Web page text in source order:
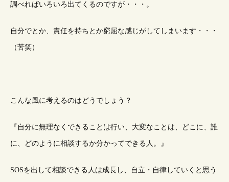
調べればいろいろ出てくるのですが・・・。
自分でとか、責任を持ちとか窮屈な感じがしてしまいます・・・
（苦笑）
こんな風に考えるのはどうでしょう？
『自分に無理なくできることは行い、大変なことは、どこに、誰
に、どのように相談するか分かってできる人。』
SOSを出して相談できる人は成長し、自立・自律していくと思う